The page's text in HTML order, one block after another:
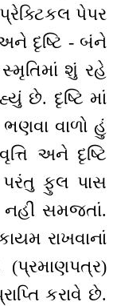
પેપર
દૃષ્ટિ - બંને
શું રહે
છે. દૃષ્ટિ માં
વાળો હું
અને દૃષ્ટિ
ફુલ પાસ
નહીં સમજતાં.
રાખવાનાં
(પ્રમાણપત્ર)
કરાવે છે.